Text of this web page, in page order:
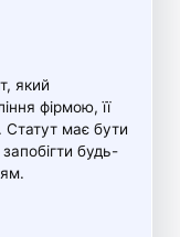
який
фірмою, її
має бути
будь-